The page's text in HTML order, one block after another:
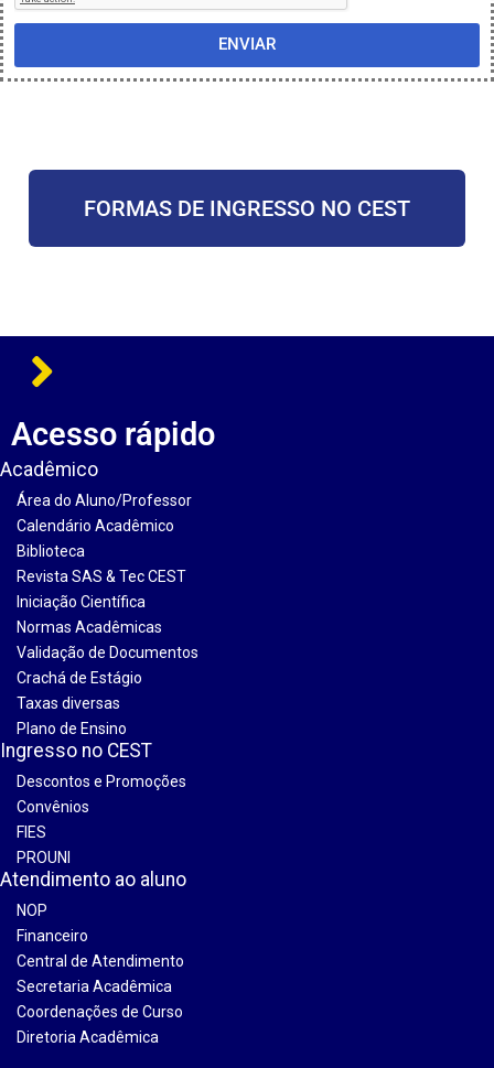
ENVIAR
FORMAS DE INGRESSO NO CEST
Acesso rápido
Acadêmico
Área do Aluno/Professor
Calendário Acadêmico
Biblioteca
Revista SAS & Tec CEST
Iniciação Científica
Normas Acadêmicas
Validação de Documentos
Crachá de Estágio
Taxas diversas
Plano de Ensino
Ingresso no CEST
Descontos e Promoções
Convênios
FIES
PROUNI
Atendimento ao aluno
NOP
Financeiro
Central de Atendimento
Secretaria Acadêmica
Coordenações de Curso
Diretoria Acadêmica